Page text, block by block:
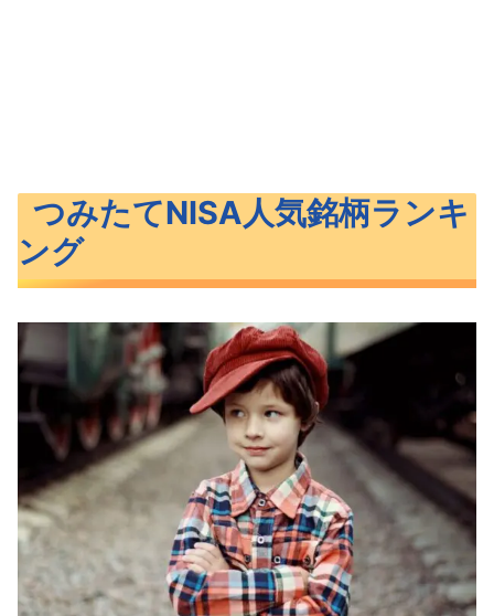
つみたてNISA人気銘柄ランキ
ング